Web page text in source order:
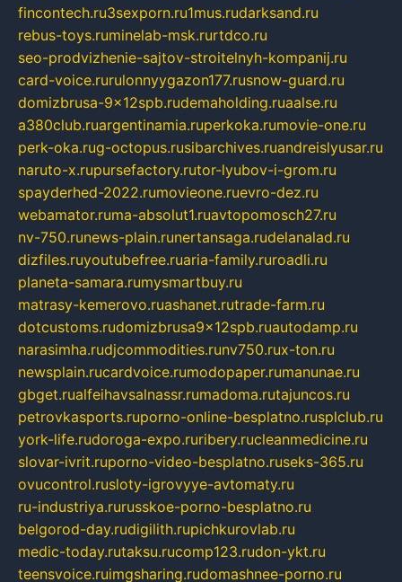
fincontech.ru3sexporn.ru1mus.rudarksand.ru
rebus-toys.ruminelab-msk.rurtdco.ru
seo-prodvizhenie-sajtov-stroitelnyh-kompanij.ru
card-voice.rurulonnyygazon177.rusnow-guard.ru
domizbrusa-9x12spb.rudemaholding.ruaalse.ru
a380club.ruargentinamia.ruperkoka.rumovie-one.ru
perk-oka.rug-octopus.rusibarchives.ruandreislyusar.ru
naruto-x.rupursefactory.rutor-lyubov-i-grom.ru
spayderhed-2022.rumovieone.ruevro-dez.ru
webamator.ruma-absolut1.ruavtopomosch27.ru
nv-750.runews-plain.runertansaga.rudelanalad.ru
dizfiles.ruyoutubefree.ruaria-family.ruroadli.ru
planeta-samara.rumysmartbuy.ru
matrasy-kemerovo.ruashanet.rutrade-farm.ru
dotcustoms.rudomizbrusa9x12spb.ruautodamp.ru
narasimha.rudjcommodities.runv750.rux-ton.ru
newsplain.rucardvoice.rumodopaper.rumanunae.ru
gbget.rualfeihavsalnassr.rumadoma.rutajuncos.ru
petrovkasports.ruporno-online-besplatno.rusplclub.ru
york-life.rudoroga-expo.ruribery.rucleanmedicine.ru
slovar-ivrit.ruporno-video-besplatno.ruseks-365.ru
ovucontrol.rusloty-igrovyye-avtomaty.ru
ru-industriya.rurusskoe-porno-besplatno.ru
belgorod-day.rudigilith.rupichkurovlab.ru
medic-today.rutaksu.rucomp123.rudon-ykt.ru
teensvoice.ruimgsharing.rudomashnee-porno.ru